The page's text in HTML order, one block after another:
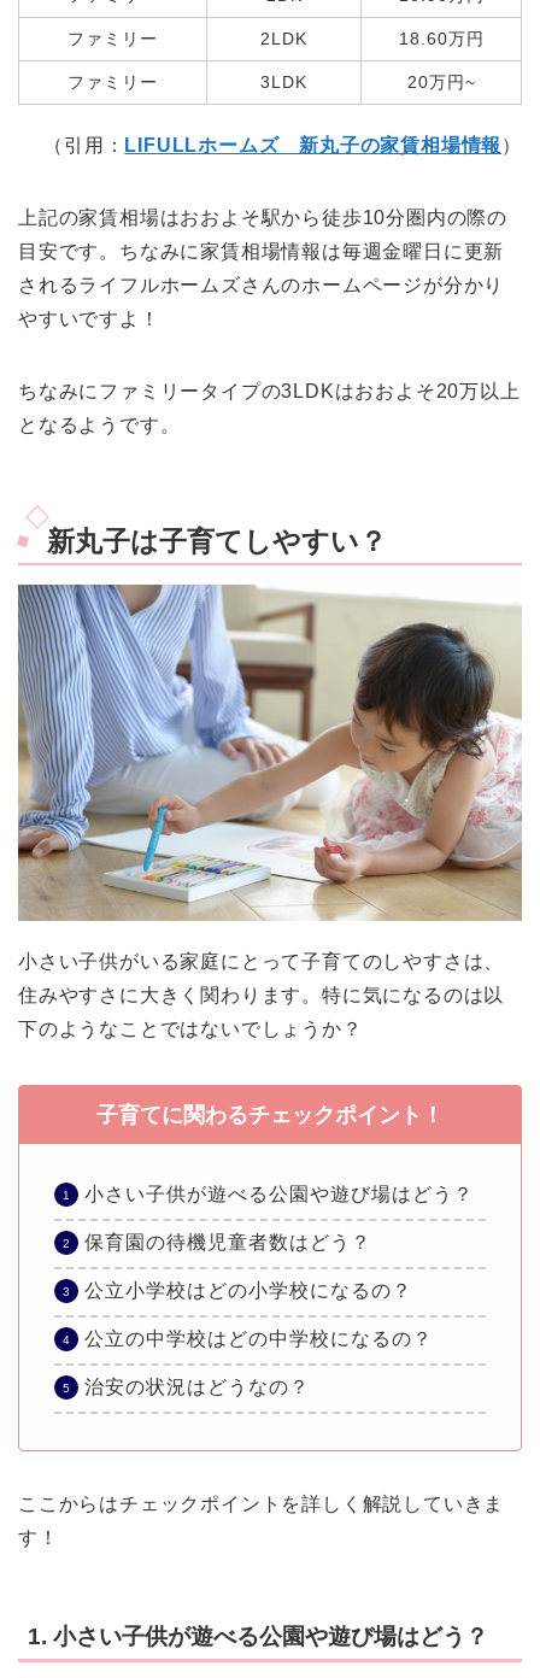
ファミリー 2LDK 18.60万円
ファミリー 3LDK 20万円~
（引用： LIFULLホームズ 新丸子の家賃相場情報 ）
上記の家賃相場はおおよそ駅から徒歩10分圏内の際の
目安です。ちなみに家賃相場情報は毎週金曜日に更新
されるライフルホームズさんのホームページが分かり
やすいですよ！
ちなみにファミリータイプの3LDKはおおよそ20万以上
となるようです。
新丸子は子育てしやすい？
小さい子供がいる家庭にとって子育てのしやすさは、
住みやすさに大きく関わります。特に気になるのは以
下のようなことではないでしょうか？
子育てに関わるチェックポイント！
小さい子供が遊べる公園や遊び場はどう？
保育園の待機児童者数はどう？
公立小学校はどの小学校になるの？
公立の中学校はどの中学校になるの？
治安の状況はどうなの？
ここからはチェックポイントを詳しく解説していきま
す！
1. 小さい子供が遊べる公園や遊び場はどう？